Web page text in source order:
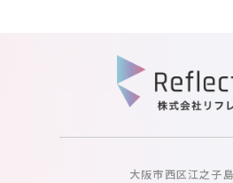
大阪市西区江之子